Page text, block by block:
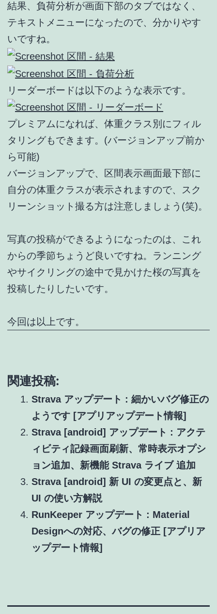
結果、負荷分析が画面下部のタブではなく、
テキストメニューになったので、分かりやす
いですね。
リーダーボードは以下のような表示です。
プレミアムになれば、体重クラス別にフィル
タリングもできます。(バージョンアップ前か
ら可能)
バージョンアップで、区間表示画面最下部に
自分の体重クラスが表示されますので、スク
リーンショット撮る方は注意しましょう(笑)。
写真の投稿ができるようになったのは、これ
からの季節ちょうど良いですね。ランニング
やサイクリングの途中で見かけた桜の写真を
投稿したりしたいです。
今回は以上です。
関連投稿:
Strava アップデート : 細かいバグ修正の
ようです [アプリアップデート情報]
Strava [android] アップデート : アクテ
ィビティ記録画面刷新、常時表示オプシ
ョン追加、新機能 Strava ライブ 追加
Strava [android] 新 UI の変更点と、新
UI の使い方解説
RunKeeper アップデート : Material
Designへの対応、バグの修正 [アプリア
ップデート情報]